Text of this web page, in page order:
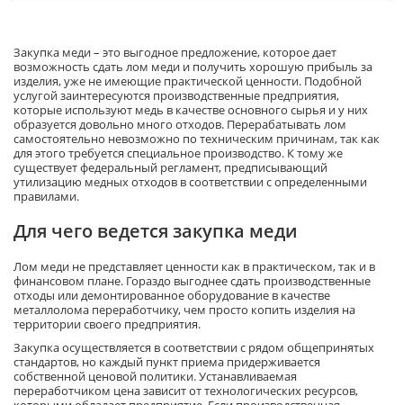
Закупка меди – это выгодное предложение, которое дает
возможность сдать лом меди и получить хорошую прибыль за
изделия, уже не имеющие практической ценности. Подобной
услугой заинтересуются производственные предприятия,
которые используют медь в качестве основного сырья и у них
образуется довольно много отходов. Перерабатывать лом
самостоятельно невозможно по техническим причинам, так как
для этого требуется специальное производство. К тому же
существует федеральный регламент, предписывающий
утилизацию медных отходов в соответствии с определенными
правилами.
Для чего ведется закупка меди
Лом меди не представляет ценности как в практическом, так и в
финансовом плане. Гораздо выгоднее сдать производственные
отходы или демонтированное оборудование в качестве
металлолома переработчику, чем просто копить изделия на
территории своего предприятия.
Закупка осуществляется в соответствии с рядом общепринятых
стандартов, но каждый пункт приема придерживается
собственной ценовой политики. Устанавливаемая
переработчиком цена зависит от технологических ресурсов,